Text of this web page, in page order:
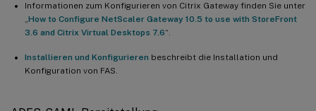
Informationen zum Konfigurieren von Citrix Gateway finden Sie unter
„How to Configure NetScaler Gateway 10.5 to use with StoreFront
3.6 and Citrix Virtual Desktops 7.6“.
Installieren und Konfigurieren beschreibt die Installation und
Konfiguration von FAS.